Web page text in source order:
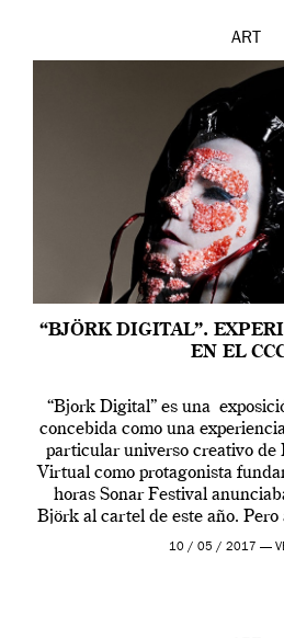
ART
“BJÖRK DIGITAL”.
EN EL
“Bjork Digital” es una
concebida como una
particular universo creativo de
Virtual como protagonista
horas Sonar Festival
Björk al cartel de este año.
en una de las actuaciones
10 / 05 / 2017 —